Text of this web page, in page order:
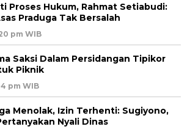
Proses Hukum, Rahmat Setiabudi:
Praduga Tak Bersalah
pm WIB
Saksi Dalam Persidangan Tipikor
Piknik
pm WIB
Menolak, Izin Terhenti: Sugiyono,
Nyali Dinas